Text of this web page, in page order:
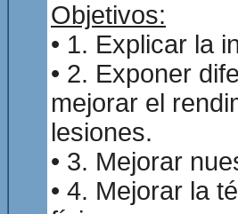
Objetivos:
• 1. Explicar la
• 2. Exponer
mejorar el
lesiones.
• 3. Mejorar
• 4. Mejorar la